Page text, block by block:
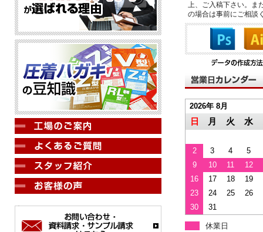
上、ご入稿下さい。ま
の場合は事前にご相談
2026年 8月
日 月 火 水
2 3 4
5
9
10 11
12
16
17 18
19
23
24 25
26
30
31
休業日